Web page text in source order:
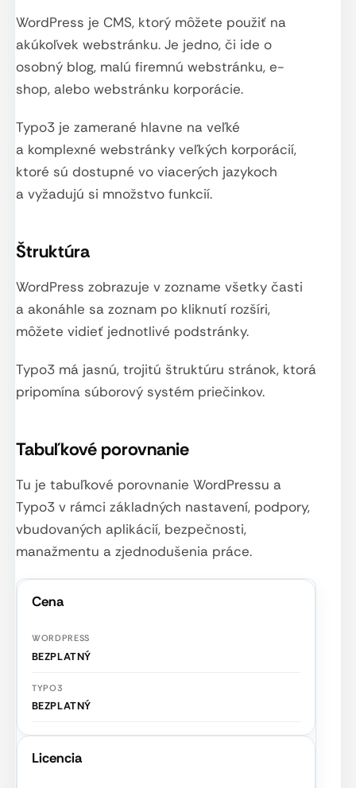
WordPress je CMS, ktorý môžete použiť na
akúkoľvek webstránku. Je jedno, či ide o
osobný blog, malú firemnú webstránku, e-
shop, alebo webstránku korporácie.
Typo3 je zamerané hlavne na veľké
a komplexné webstránky veľkých korporácií,
ktoré sú dostupné vo viacerých jazykoch
a vyžadujú si množstvo funkcií.
Štruktúra
WordPress zobrazuje v zozname všetky časti
a akonáhle sa zoznam po kliknutí rozšíri,
môžete vidieť jednotlivé podstránky.
Typo3 má jasnú, trojitú štruktúru stránok, ktorá
pripomína súborový systém priečinkov.
Tabuľkové porovnanie
Tu je tabuľkové porovnanie WordPressu a
Typo3 v rámci základných nastavení, podpory,
vbudovaných aplikácií, bezpečnosti,
manažmentu a zjednodušenia práce.
Cena
BEZPLATNÝ
BEZPLATNÝ
Licencia